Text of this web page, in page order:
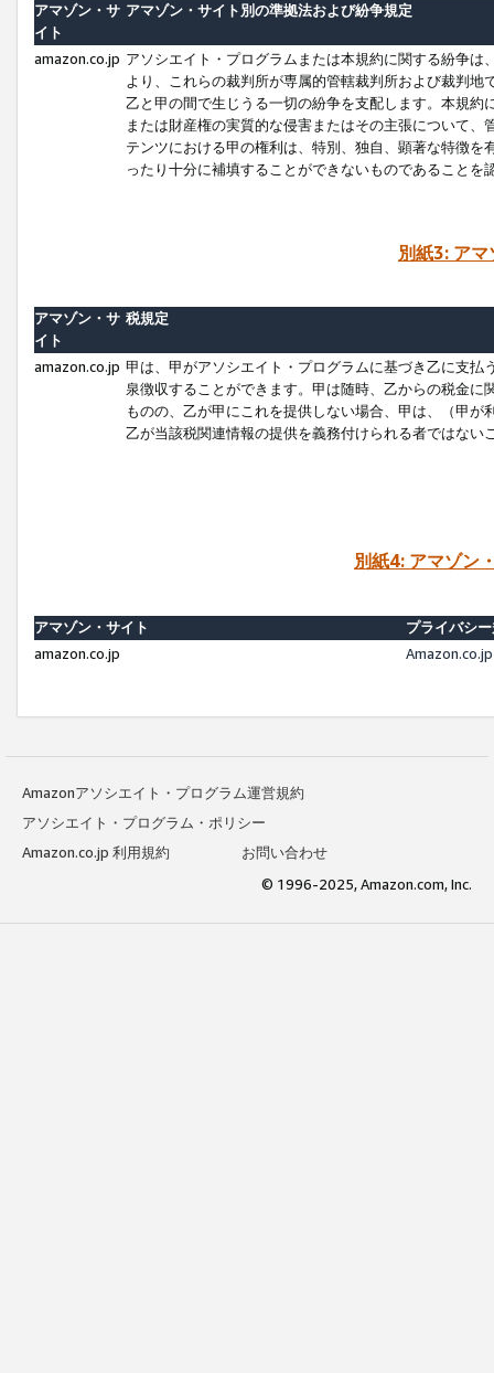
アマゾン・サ
イト
アマゾン・サイト別の準拠法および紛争規定
amazon.co.jp アソシエイト・プログラムまたは本規約に関する紛争
より、これらの裁判所が専属的管轄裁判所および裁判
乙と甲の間で生じうる一切の紛争を支配します。本規
または財産権の実質的な侵害またはその主張について
テンツにおける甲の権利は、特別、独自、顕著な特徴
ったり十分に補填することができないものであることを
別紙3: ア
アマゾン・サ
イト
税規定
amazon.co.jp 甲は、甲がアソシエイト・プログラムに基づき乙に支
泉徴収することができます。甲は随時、乙からの税金
ものの、乙が甲にこれを提供しない場合、甲は、（甲
乙が当該税関連情報の提供を義務付けられる者ではな
別紙4: アマゾン
アマゾン・サイト
プライバシ
amazon.co.jp
Amazonアソシエイト・プログラム運営規約
アソシエイト・プログラム・ポリシー
Amazon.co.jp 利用規約
お問い合わせ
© 1996-2025, Amazon.com, Inc.